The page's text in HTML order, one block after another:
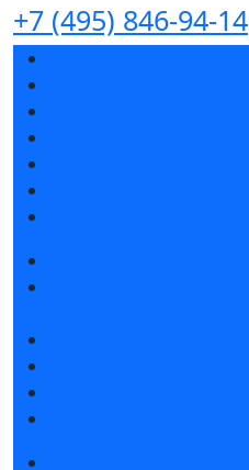
+7 (495) 846-94-14